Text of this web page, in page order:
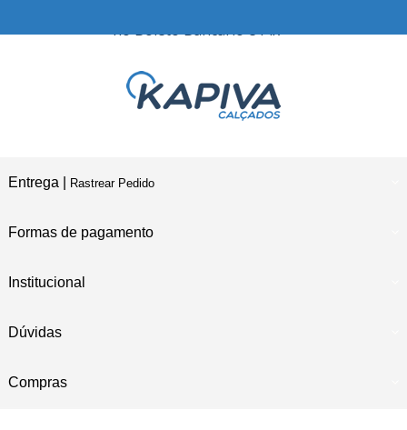
no Boleto Bancário e Pix
Entrega | Rastrear Pedido
Formas de pagamento
Institucional
Dúvidas
Compras